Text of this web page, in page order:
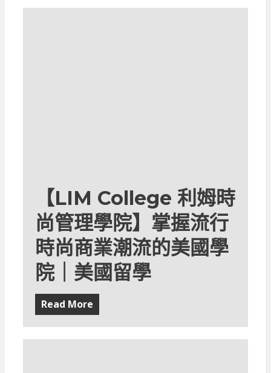
【LIM College 利姆時
尚管理學院】掌握流行
時尚商業潮流的美國學
院｜美國留學
Read More